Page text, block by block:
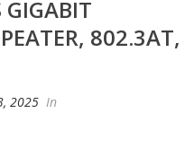
802.3AT,
2025 In